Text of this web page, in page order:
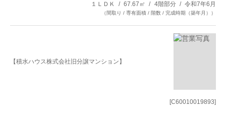
[C60010019893]
１ＬＤＫ 67.67㎡ 4階部分 令和7年6月
（間取り / 専有面積 / 階数 / 完成時期（築年月））
【積水ハウス株式会社旧分譲マンション】